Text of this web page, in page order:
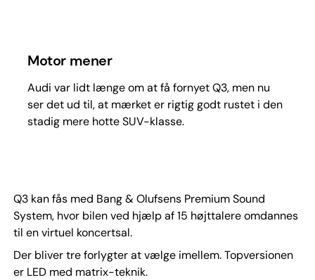
Motor mener
Audi var lidt længe om at få fornyet Q3, men nu
ser det ud til, at mærket er rigtig godt rustet i den
stadig mere hotte SUV-klasse.
Q3 kan fås med Bang & Olufsens Premium Sound
System, hvor bilen ved hjælp af 15 højttalere omdannes
til en virtuel koncertsal.
Der bliver tre forlygter at vælge imellem. Topversionen
er LED med matrix-teknik.